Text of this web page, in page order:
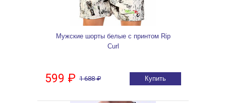
Мужские шорты белые с принтом Rip
Curl
599 ₽ 1 688 ₽ Купить